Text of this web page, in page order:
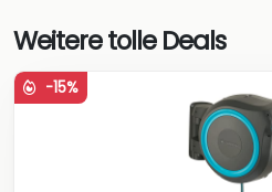
Weitere tolle Deals
-15%